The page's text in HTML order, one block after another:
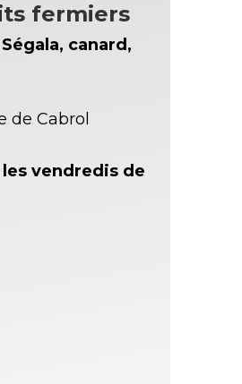
fermiers
canard,
de Cabrol
vendredis de